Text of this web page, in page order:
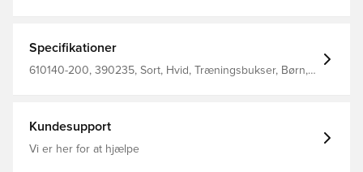
Specifikationer
610140-200, 390235, Sort, Hvid, Træningsbukser, Børn,
Kundesupport
Vi er her for at hjælpe